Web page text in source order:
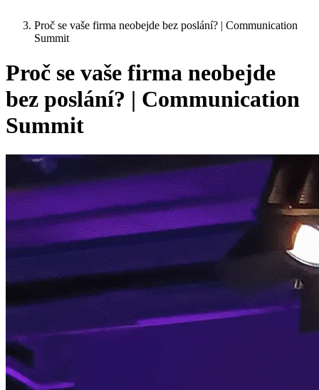
Proč se vaše firma neobejde bez poslání? | Communication
Summit
Proč se vaše firma neobejde
bez poslání? | Communication
Summit